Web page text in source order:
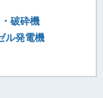
破砕機
ル発電機